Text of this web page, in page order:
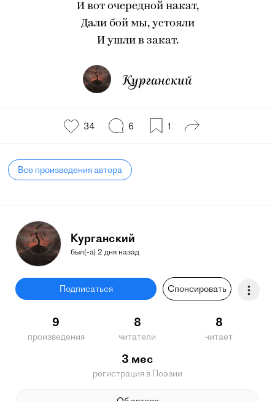
И вот очередной накат,
Дали бой мы, устояли
И ушли в закат.
Курганский
34 6 1
Все произведения автора
Курганский
был(-а) 2 дня назад
Подписаться Спонсировать
9
произведения
8
читатели
8
читает
3 мес
регистрация в Поэзии